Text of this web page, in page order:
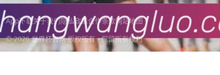
App下载关于我们隐私政策合作条款网站地图
© 2026 世界杯官网 版权所有 · 保留所有权利